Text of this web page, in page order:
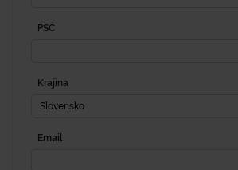
PSČ
Krajina
Slovensko
Email